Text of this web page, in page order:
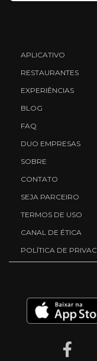
APLICATIVO
RESTAURANTES
EXPERIÊNCIAS
BLOG
FAQ
DUO EMPRESAS
SOBRE
CONTATO
SEJA PARCEIRO
TERMOS DE USO
CANAL DE ÉTICA
POLÍTICA DE